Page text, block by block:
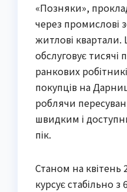
«Позняки»,
через промислові
житлові
обслуговує тисячі
ранкових
покупців на
роблячи
швидким і
пік.
Станом на квітень
курсує стабільно